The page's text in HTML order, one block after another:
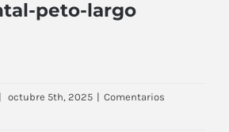
peto-largo
octubre 5th, 2025 | Comentarios